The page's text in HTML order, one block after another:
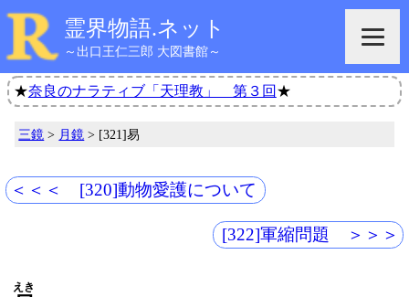
霊界物語.ネット
～出口王仁三郎 大図書館～
★奈良のナラティブ「天理教」 第３回 ★
三鏡 > 月鏡 > [321]易
＜＜＜ [320]動物愛護について
[322]軍縮問題 ＞＞＞
えき